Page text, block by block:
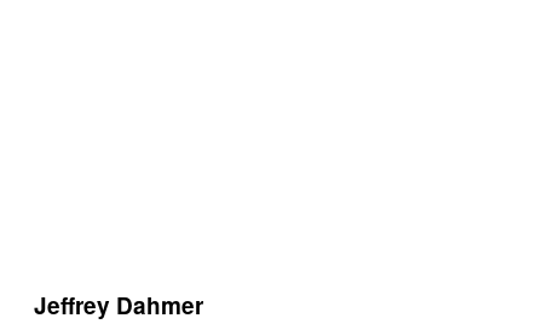
Jeffrey Dahmer